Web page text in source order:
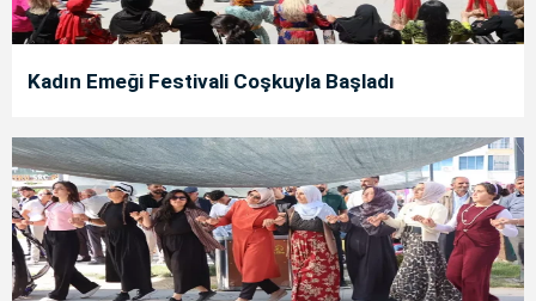
Kadın Emeği Festivali Coşkuyla Başladı